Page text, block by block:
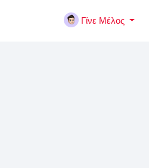
Γίνε Μέλος